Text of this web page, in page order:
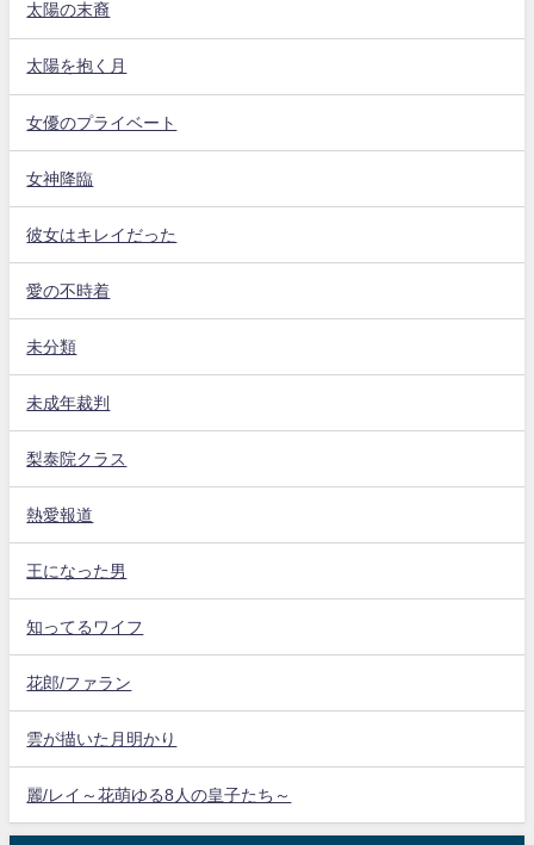
太陽の末裔
太陽を抱く月
女優のプライベート
女神降臨
彼女はキレイだった
愛の不時着
未分類
未成年裁判
梨泰院クラス
熱愛報道
王になった男
知ってるワイフ
花郎/ファラン
雲が描いた月明かり
麗/レイ～花萌ゆる8人の皇子たち～